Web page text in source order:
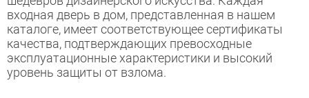
входная дверь в дом, представленная в нашем
каталоге, имеет соответствующее сертификаты
качества, подтверждающих превосходные
эксплуатационные характеристики и высокий
уровень защиты от взлома.
двери
сложного исполнения
коллекция
двери
двери